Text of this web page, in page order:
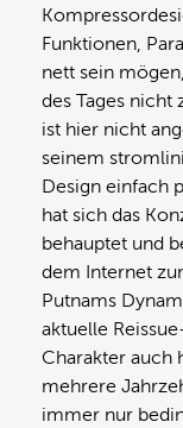
Funktionen,
nett sein
des Tages nicht
ist hier nicht
seinem
Design einfach
hat sich das
behauptet und
dem Internet
Putnams
aktuelle
Charakter auch
mehrere
immer nur